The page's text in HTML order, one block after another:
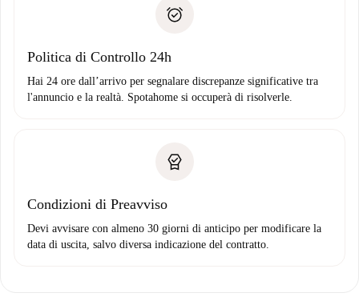
Domiciliazione del pagamento
solo se non segnali problemi.
Politica di Controllo 24h
Hai 24 ore dall’arrivo per segnalare discrepanze significative tra
l'annuncio e la realtà. Spotahome si occuperà di risolverle.
Condizioni di Preavviso
Devi avvisare con almeno 30 giorni di anticipo per modificare la
data di uscita, salvo diversa indicazione del contratto.